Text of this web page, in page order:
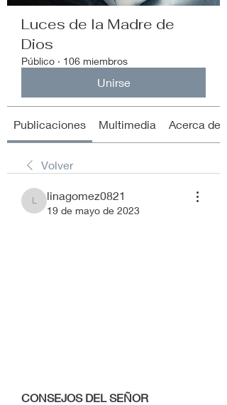
Luces de la Madre de
Dios
Público · 106 miembros
Unirse
Publicaciones Multimedia Acerca de
Volver
linagomez0821
linagomez0821
19 de mayo de 2023
CONSEJOS DEL SEÑOR